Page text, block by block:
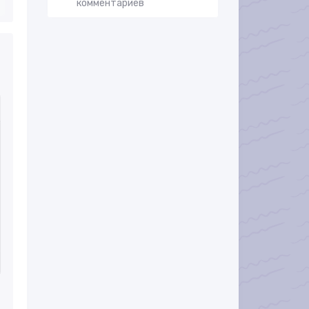
комментариев